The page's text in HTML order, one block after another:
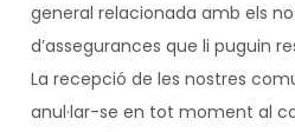
general relacionada amb els
d’assegurances que li puguin
La recepció de les nostres
anul·lar-se en tot moment al